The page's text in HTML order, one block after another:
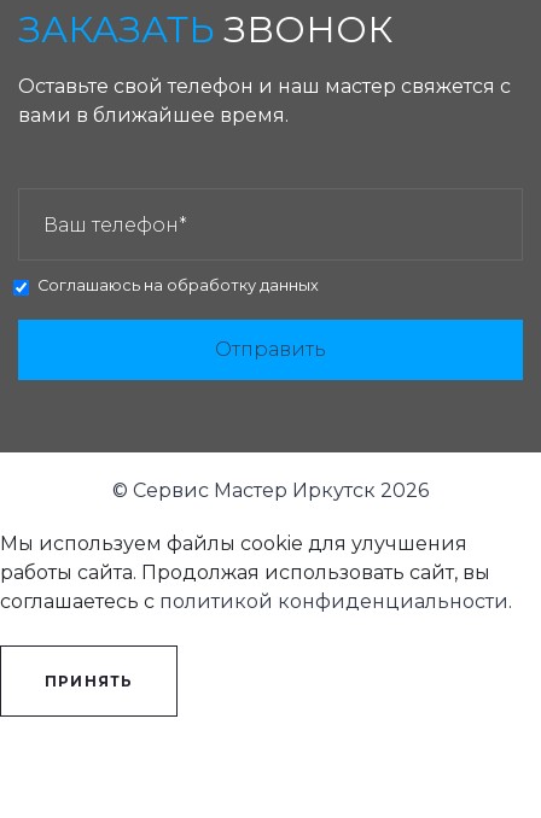
ЗАКАЗАТЬ ЗВОНОК
Оставьте свой телефон и наш мастер свяжется с
вами в ближайшее время.
Соглашаюсь на обработку данных
Отправить
© Сервис Мастер Иркутск 2026
Мы используем файлы cookie для улучшения
работы сайта. Продолжая использовать сайт, вы
соглашаетесь с политикой конфиденциальности.
ПРИНЯТЬ